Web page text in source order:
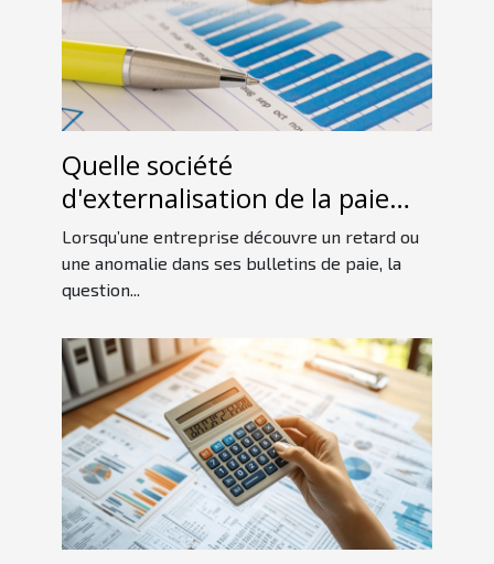
Quelle société
d'externalisation de la paie
contacter pour un rattrapage
?
Lorsqu’une entreprise découvre un retard ou
une anomalie dans ses bulletins de paie, la
question...